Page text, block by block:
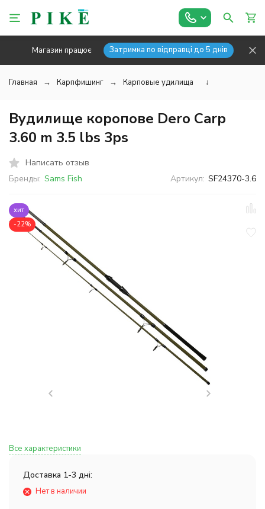
Магазин працює Затримка по відправці до 5 днів
Главная Карпфишинг Карповые удилища ↓
Вудилище коропове Dero Carp
3.60 m 3.5 lbs 3ps
Написать отзыв
Бренды: Sams Fish Артикул: SF24370-3.6
хит
-22%
Все характеристики
Доставка 1-3 дні:
Нет в наличии